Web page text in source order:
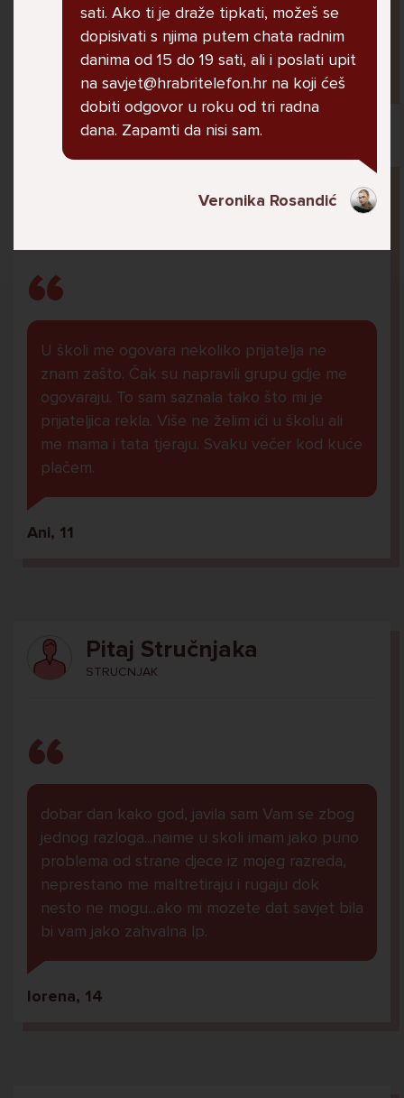
Lana, 12
U školi me ogovara nekoliko prijatelja ne
znam zašto. Čak su napravili grupu gdje me
ogovaraju. To sam saznala tako što mi je
prijateljica rekla. Više ne želim ići u školu ali
me mama i tata tjeraju. Svaku večer kod kuće
plačem.
Ani, 11
Pitaj Stručnjaka
STRUCNJAK
dobar dan kako god, javila sam Vam se zbog
jednog razloga...naime u skoli imam jako puno
problema od strane djece iz mojeg razreda,
neprestano me maltretiraju i rugaju dok
nesto ne mogu...ako mi mozete dat savjet bila
bi vam jako zahvalna lp.
lorena, 14
sati. Ako ti je draže tipkati, možeš se
dopisivati s njima putem chata radnim
danima od 15 do 19 sati, ali i poslati upit
na savjet@hrabritelefon.hr na koji ćeš
dobiti odgovor u roku od tri radna
dana. Zapamti da nisi sam.
Veronika Rosandić